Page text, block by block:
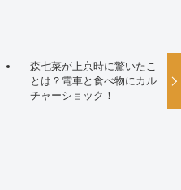
森七菜が上京時に驚いたこ
とは？電車と食べ物にカル
チャーショック！